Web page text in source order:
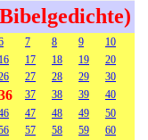
7 8 9
10
16 17 18 19
20
27 28 29
30
37 38 39
40
47 48 49
50
57 58 59
60